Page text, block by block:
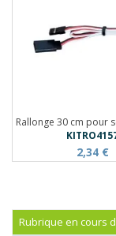
Rallonge 30 cm pour
2,34 €
Rubrique en cours